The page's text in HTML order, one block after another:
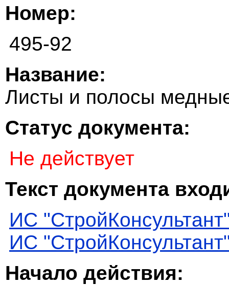
Номер:
495-92
Название:
Листы и полосы
Статус документа:
Не действует
Текст документа
ИС
ИС
Начало действия: